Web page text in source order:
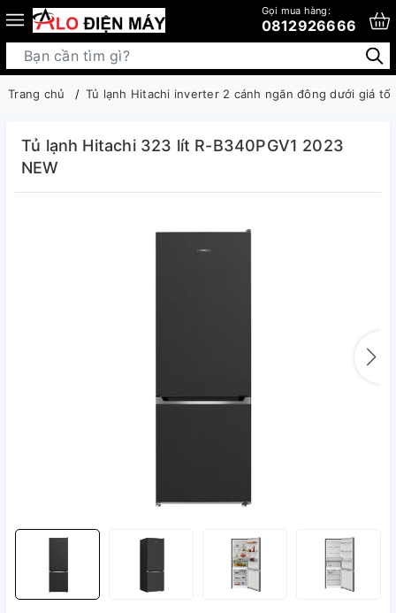
Gọi mua hàng:
0812926666
Trang chủ Tủ lạnh Hitachi inverter 2 cánh ngăn đông dưới giá
Tủ lạnh Hitachi 323 lít R-B340PGV1 2023
NEW